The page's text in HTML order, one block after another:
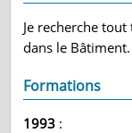
Je recherche
dans le Bâtiment.
Formations
1993 :